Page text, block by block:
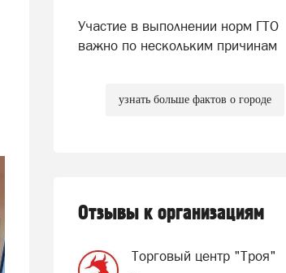
Участие в выполнении норм ГТО
важно по нескольким причинам
узнать больше фактов о городе
Отзывы к организациям
Торговый центр "Троя"